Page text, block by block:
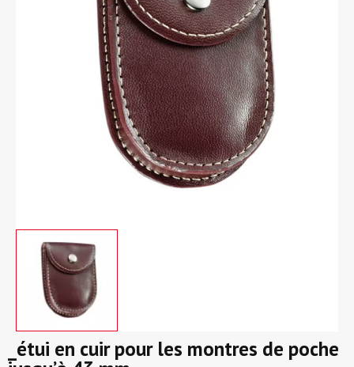
_étui en cuir pour les montres de poche